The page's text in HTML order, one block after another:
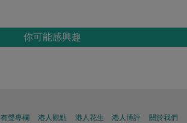
你可能感興趣
有聲專欄
港人觀點
港人花生
港人博評
關於我們